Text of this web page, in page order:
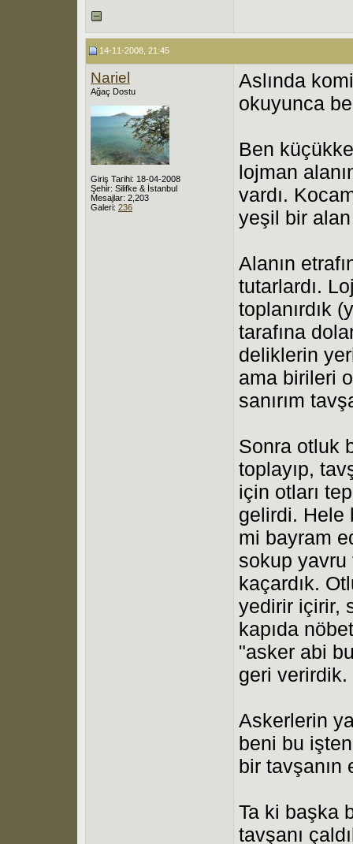
14-11-2008, 21:45
Nariel
Ağaç Dostu
Giriş Tarihi: 18-04-2008
Şehir: Silifke & İstanbul
Mesajlar: 2,203
Galeri: 236
Aslında
okuyunca
Ben
lojman
vardı.
yeşil bir
Alanın
tutarlardı.
toplanırdık
tarafına
deliklerin
ama birileri
sanırım
Sonra otluk
toplayıp,
için otları
gelirdi. Hele
mi bayram
sokup yavru
kaçardık.
yedirir içirir,
kapıda
"asker abi
geri verirdik.
Askerlerin
beni bu
bir tavşanın
Ta ki başka
tavşanı